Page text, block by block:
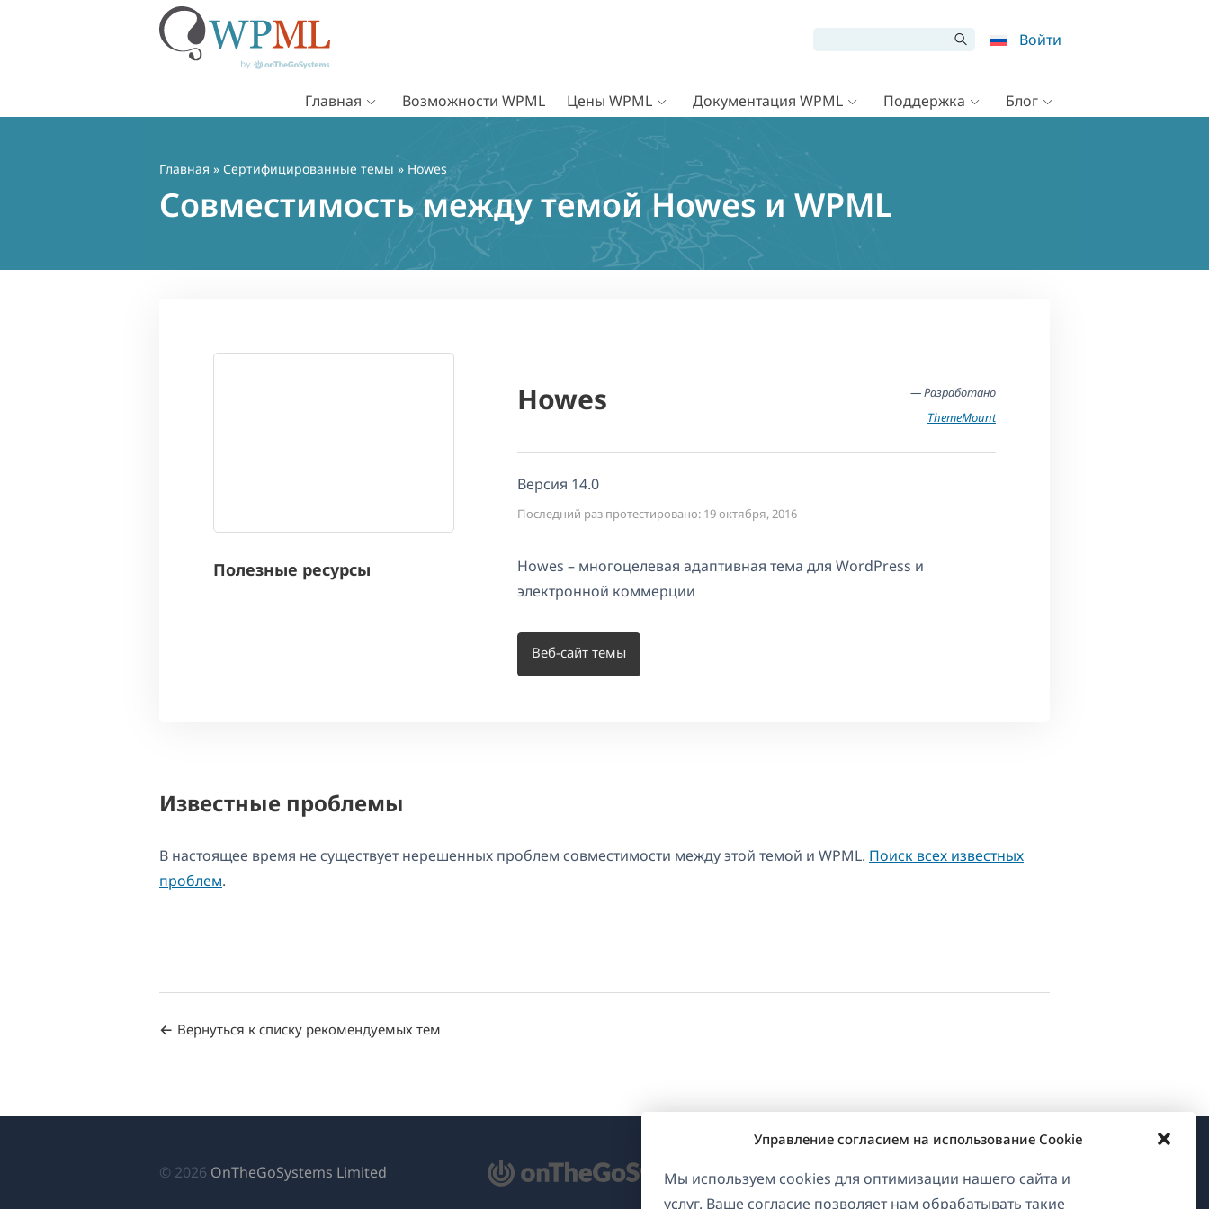
Управление согласием на использование Cookie
Мы используем cookies для оптимизации нашего сайта и
услуг. Ваше согласие позволяет нам обрабатывать такие
Войти
Главная Возможности WPML Цены WPML Документация WPML Поддержка Блог
Главная » Сертифицированные темы » Howes
Совместимость между темой Howes и WPML
Полезные ресурсы
Howes
— Разработано
ThemeMount
Версия 14.0
Последний раз протестировано: 19 октября, 2016
Howes – многоцелевая адаптивная тема для WordPress и
электронной коммерции
Веб-сайт темы
Известные проблемы
В настоящее время не существует нерешенных проблем совместимости между этой темой и WPML. Поиск всех известных
проблем.
Вернуться к списку рекомендуемых тем
© 2026 OnTheGoSystems Limited
О WPML
GDPR и политика